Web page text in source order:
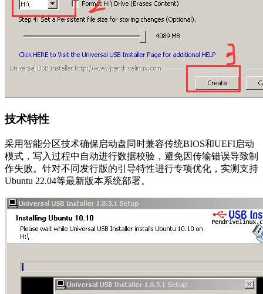
技术特性
采用智能分区技术确保启动盘同时兼容传统BIOS和UEFI启动
模式，写入过程中自动进行数据校验，避免因传输错误导致制
作失败。针对不同发行版的引导特性进行专项优化，实测支持
Ubuntu 22.04等最新版本系统部署。